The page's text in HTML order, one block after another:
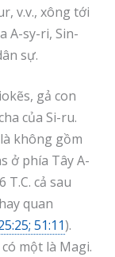
v.v., xông tới
A-sy-ri, Sin-
sự.
gả con
của Si-ru.
không gồm
ở phía Tây A-
T.C. cả sau
quan
51:11).
một là Magi.